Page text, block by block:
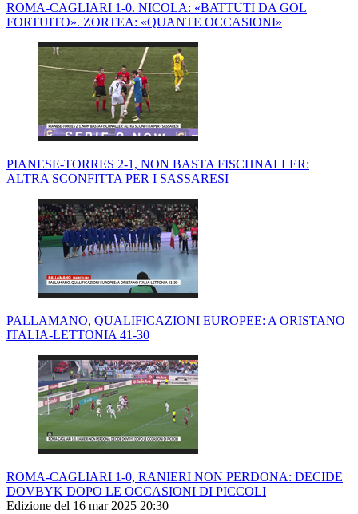
ROMA-CAGLIARI 1-0. NICOLA: «BATTUTI DA GOL
FORTUITO». ZORTEA: «QUANTE OCCASIONI»
PIANESE-TORRES 2-1, NON BASTA FISCHNALLER:
ALTRA SCONFITTA PER I SASSARESI
PALLAMANO, QUALIFICAZIONI EUROPEE: A ORISTANO
ITALIA-LETTONIA 41-30
ROMA-CAGLIARI 1-0, RANIERI NON PERDONA: DECIDE
DOVBYK DOPO LE OCCASIONI DI PICCOLI
Edizione del 16 mar 2025 20:30